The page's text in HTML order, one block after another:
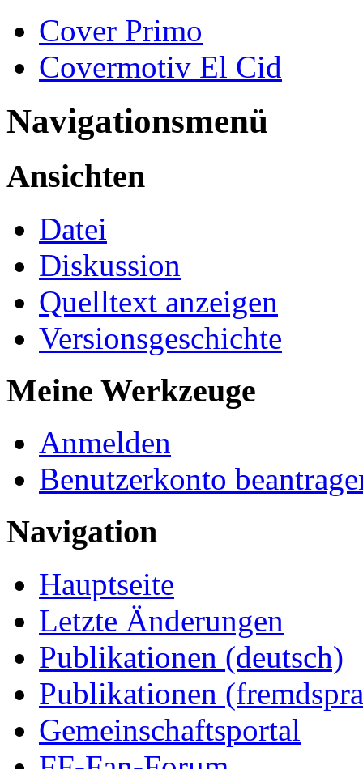
Cover Primo
Covermotiv El Cid
Navigationsmenü
Ansichten
Datei
Diskussion
Quelltext anzeigen
Versionsgeschichte
Meine Werkzeuge
Anmelden
Benutzerkonto
Navigation
Hauptseite
Letzte Änderungen
Publikationen (deutsch)
Publikationen
Gemeinschaftsportal